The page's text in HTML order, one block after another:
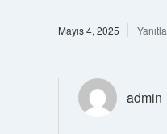
Mayıs 4, 2025 Yanıtla
admin